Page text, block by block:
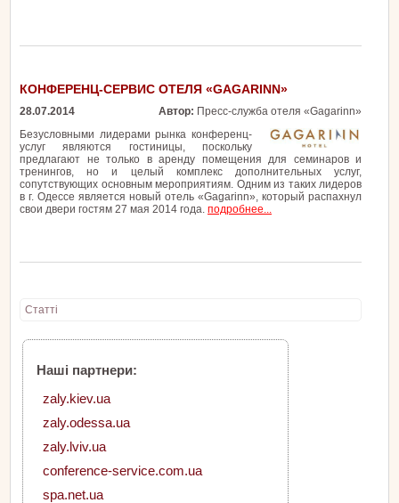
КОНФЕРЕНЦ-СЕРВИС ОТЕЛЯ «GAGARINN»
28.07.2014 Автор: Пресс-служба отеля «Gagarinn»
Безусловными лидерами рынка конференц-
услуг являются гостиницы, поскольку
предлагают не только в аренду помещения для семинаров и
тренингов, но и целый комплекс дополнительных услуг,
сопутствующих основным мероприятиям. Одним из таких лидеров
в г. Одессе является новый отель «Gagarinn», который распахнул
свои двери гостям 27 мая 2014 года. подробнее...
Статті
Наші партнери:
zaly.kiev.ua
zaly.odessa.ua
zaly.lviv.ua
conference-service.com.ua
spa.net.ua